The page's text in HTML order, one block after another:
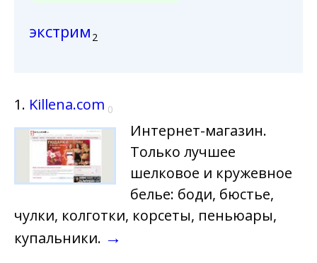
экстрим 2
1. Killena.com 0
Интернет-магазин.
Только лучшее
шелковое и кружевное
белье: боди, бюстье,
чулки, колготки, корсеты, пеньюары,
купальники. →